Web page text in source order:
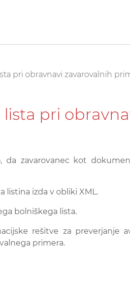
pri obravnavi zavarovalnih
pri
da zavarovanec kot
listina izda v obliki XML.
bolniškega lista.
rešitve za preverjanje
primera.